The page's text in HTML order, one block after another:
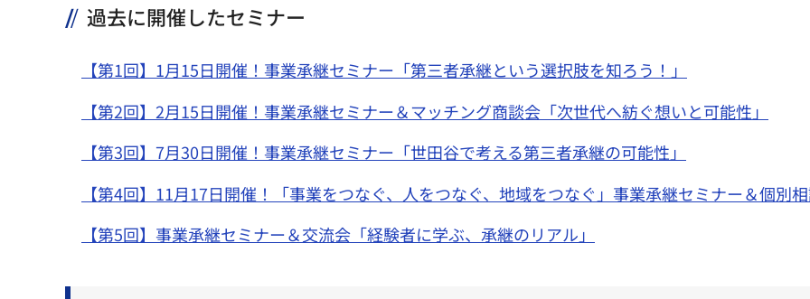
過去に開催したセミナー
【第1回】1月15日開催！事業承継セミナー「第三者承継という選択肢を知ろう！」
【第2回】2月15日開催！事業承継セミナー＆マッチング商談会「次世代へ紡ぐ想いと可能性」
【第3回】7月30日開催！事業承継セミナー「世田谷で考える第三者承継の可能性」
【第4回】11月17日開催！「事業をつなぐ、人をつなぐ、地域をつなぐ」事業承継セミナー＆個別
【第5回】事業承継セミナー＆交流会「経験者に学ぶ、承継のリアル」